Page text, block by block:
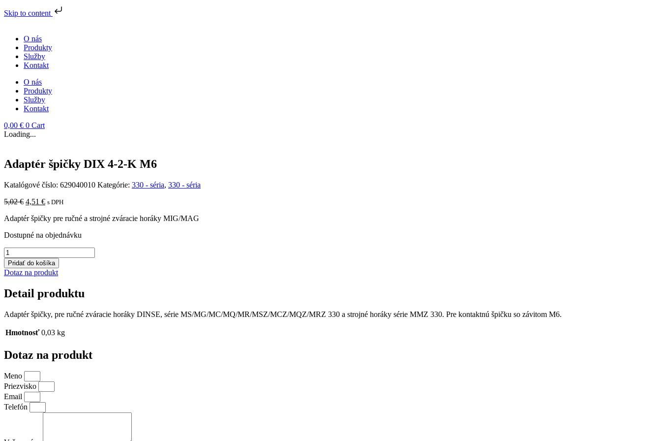
Skip to content
obsah
O nás
Produkty
Služby
Kontakt
O nás
Produkty
Služby
Kontakt
0,00 € 0 Cart
Loading...
Adaptér špičky DIX 4-2-K M6
Katalógové číslo: 629040010 Kategórie: 330 - séria, 330 - séria
5,02€ Pôvodná
bola:
4,51 €Aktuálna
je:
s DPH
Adaptér špičky pre ručné a strojné zváracie horáky MIG/MAG
Dostupné na objednávku
množstvo
Adaptér
špičky
DIX
2-
M6
Pridať do košíka
Dotaz na produkt
Detail produktu
Adaptér špičky, pre ručné zváracie horáky DINSE, série MS/MG/MC/MQ/MR/MSZ/MCZ/MQZ/MRZ 330 a strojné horáky série MMZ 330. Pre kontaktnú špičku so závitom M6.
Hmotnosť 0,03 kg
Dotaz na produkt
Meno
Priezvisko
Email
Telefón